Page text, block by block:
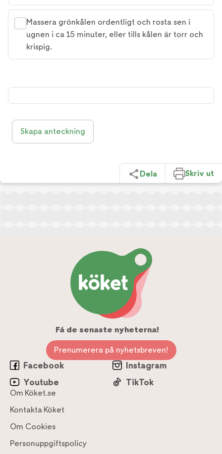
Massera grönkålen ordentligt och rosta sen i
ugnen i ca 15 minuter, eller tills kålen är torr och
krispig.
Skapa anteckning
Dela Skriv ut
Få de senaste nyheterna!
Prenumerera på nyhetsbreven!
Facebook
Instagram
Youtube
TikTok
Om Köket.se
Kontakta Köket
Om Cookies
Personuppgiftspolicy